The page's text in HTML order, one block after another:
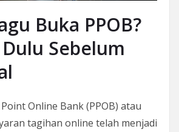
Buka PPOB?
Sebelum
Online Bank (PPOB) atau
tagihan online telah menjadi